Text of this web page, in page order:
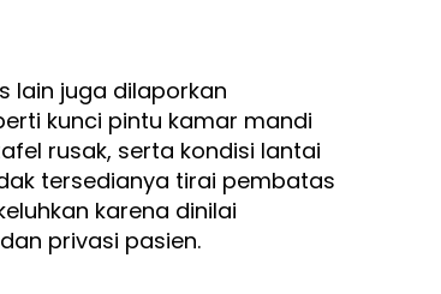
lain juga dilaporkan
kunci pintu kamar mandi
rusak, serta kondisi lantai
tersedianya tirai pembatas
karena dinilai
privasi pasien.